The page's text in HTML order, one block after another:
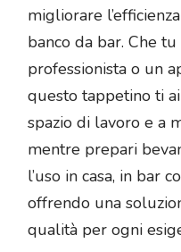
migliorare
banco da bar. Che
professionista o un
questo tappetino ti
spazio di lavoro e a
mentre prepari
l’uso in casa, in bar
offrendo una
qualità per ogni